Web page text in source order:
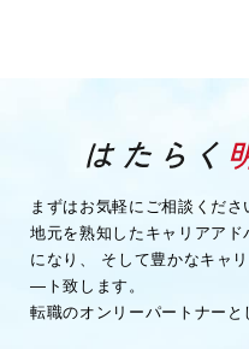
まずはお気軽にご相談くださ
地元を熟知したキャリアア
になり、
そして豊かなキャ
―ト致します。
転職のオンリーパートナーと